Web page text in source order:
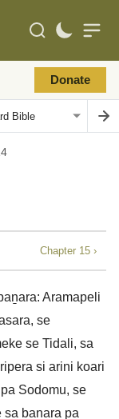
Donate
Chapter 15 ›
Aramapeli
se
se Tidali, sa
si arini koari
Sodomu, se
sa baṉara pa